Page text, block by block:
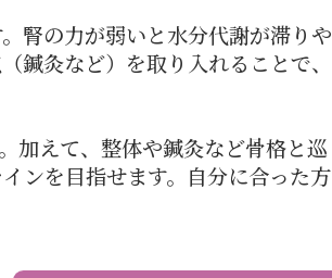
腎の力が弱いと水分代謝が滞りや
鍼灸など）を取り入れることで、
加えて、整体や鍼灸など骨格と巡
ンを目指せます。自分に合った方